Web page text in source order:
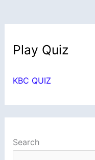
Play Quiz
KBC QUIZ
Search